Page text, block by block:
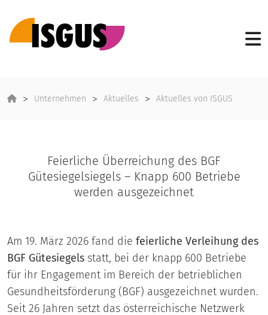
Unternehmen Aktuelles Aktuelles von ISGUS
Feierliche Überreichung des BGF
Gütesiegelsiegels – Knapp 600 Betriebe
werden ausgezeichnet
Am 19. März 2026 fand die feierliche Verleihung des
BGF Gütesiegels statt, bei der knapp 600 Betriebe
für ihr Engagement im Bereich der betrieblichen
Gesundheitsförderung (BGF) ausgezeichnet wurden.
Seit 26 Jahren setzt das österreichische Netzwerk